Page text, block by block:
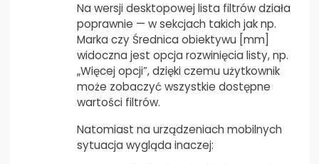
Na wersji desktopowej lista filtrów działa
poprawnie — w sekcjach takich jak np.
Marka czy Średnica obiektywu [mm]
widoczna jest opcja rozwinięcia listy, np.
„Więcej opcji”, dzięki czemu użytkownik
może zobaczyć wszystkie dostępne
wartości filtrów.
Natomiast na urządzeniach mobilnych
sytuacja wygląda inaczej: